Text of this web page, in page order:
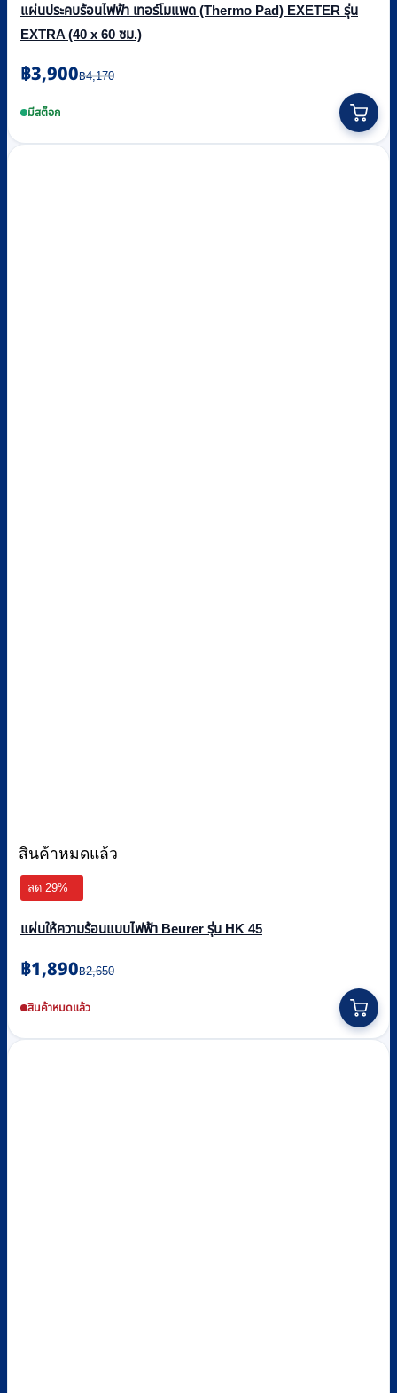
แผ่นประคบร้อนไฟฟ้า เทอร์โมแพด (Thermo Pad) EXETER รุ่น
EXTRA (40 x 60 ซม.)
฿4,170
Original
price
was:
฿3,900
Current
price
is:มีสต็อก
สินค้าหมดแล้ว
ลด 29%
แผ่นให้ความร้อนแบบไฟฟ้า Beurer รุ่น HK 45
฿2,650
Original
price
was:
฿1,890
Current
price
is:สินค้าหมดแล้ว